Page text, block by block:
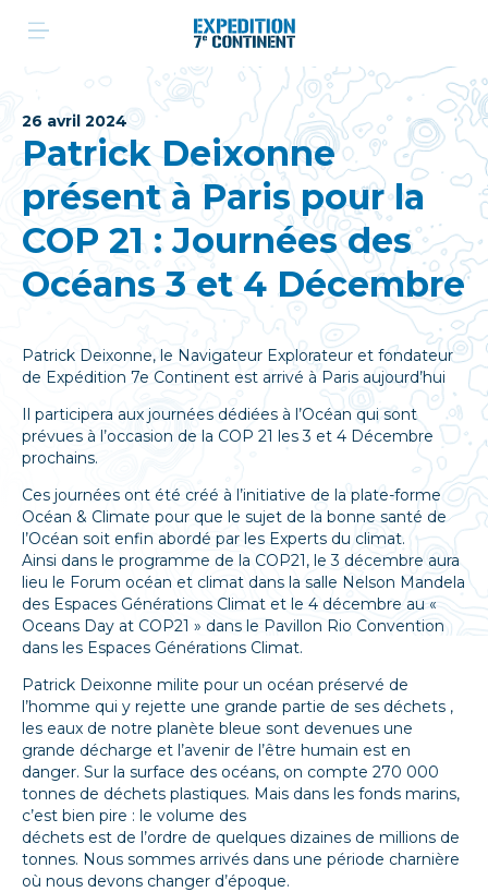
26 avril 2024
Patrick Deixonne
présent à Paris pour la
COP 21 : Journées des
Océans 3 et 4 Décembre
Patrick Deixonne, le Navigateur Explorateur et fondateur
de Expédition 7e Continent est arrivé à Paris aujourd’hui
Il participera aux journées dédiées à l’Océan qui sont
prévues à l’occasion de la COP 21 les 3 et 4 Décembre
prochains.
Ces journées ont été créé à l’initiative de la plate-forme
Océan & Climate pour que le sujet de la bonne santé de
l’Océan soit enfin abordé par les Experts du climat.
Ainsi dans le programme de la COP21, le 3 décembre aura
lieu le Forum océan et climat dans la salle Nelson Mandela
des Espaces Générations Climat et le 4 décembre au «
Oceans Day at COP21 » dans le Pavillon Rio Convention
dans les Espaces Générations Climat.
Patrick Deixonne milite pour un océan préservé de
l’homme qui y rejette une grande partie de ses déchets ,
les eaux de notre planète bleue sont devenues une
grande décharge et l’avenir de l’être humain est en
danger. Sur la surface des océans, on compte 270 000
tonnes de déchets plastiques. Mais dans les fonds marins,
c’est bien pire : le volume des
déchets est de l’ordre de quelques dizaines de millions de
tonnes. Nous sommes arrivés dans une période charnière
où nous devons changer d’époque.